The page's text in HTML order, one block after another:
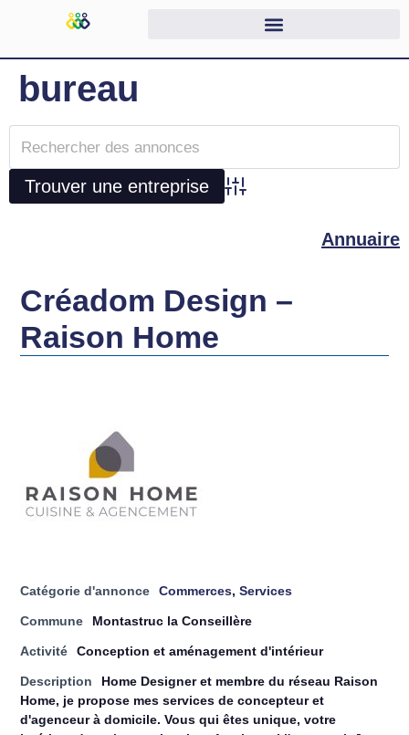
bureau
Advanced Search
Annuaire
Créadom Design –
Raison Home
Catégorie d'annonce Commerces, Services
Commune Montastruc la Conseillère
Activité Conception et aménagement d'intérieur
Description
Home Designer et membre du réseau Raison
Home, je propose mes services de concepteur et
d'agenceur à domicile. Vous qui êtes unique, votre